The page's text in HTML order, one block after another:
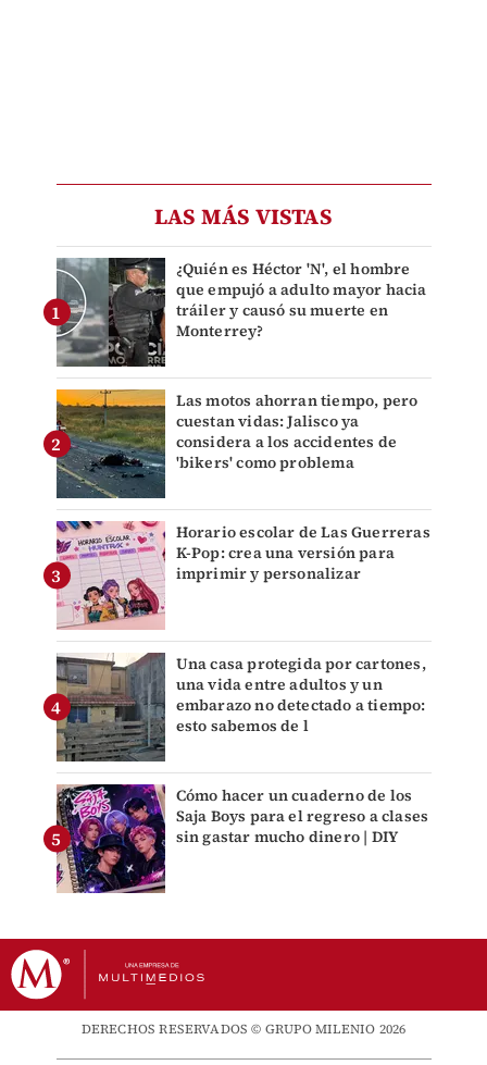
LAS MÁS VISTAS
¿Quién es Héctor 'N', el hombre
que empujó a adulto mayor hacia
tráiler y causó su muerte en
Monterrey?
Las motos ahorran tiempo, pero
cuestan vidas: Jalisco ya
considera a los accidentes de
'bikers' como problema
Horario escolar de Las Guerreras
K-Pop: crea una versión para
imprimir y personalizar
Una casa protegida por cartones,
una vida entre adultos y un
embarazo no detectado a tiempo:
esto sabemos de l
Cómo hacer un cuaderno de los
Saja Boys para el regreso a clases
sin gastar mucho dinero | DIY
DERECHOS RESERVADOS © GRUPO MILENIO 2026